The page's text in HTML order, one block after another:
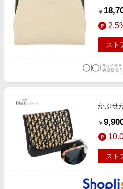
￥
スト
かぶせ
￥
スト